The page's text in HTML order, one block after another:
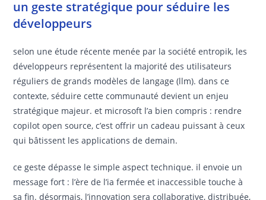
un geste stratégique pour séduire les
développeurs
selon une étude récente menée par la société entropik, les
développeurs représentent la majorité des utilisateurs
réguliers de grands modèles de langage (llm). dans ce
contexte, séduire cette communauté devient un enjeu
stratégique majeur. et microsoft l’a bien compris : rendre
copilot open source, c’est offrir un cadeau puissant à ceux
qui bâtissent les applications de demain.
ce geste dépasse le simple aspect technique. il envoie un
message fort : l’ère de l’ia fermée et inaccessible touche à
sa fin. désormais, l’innovation sera collaborative, distribuée,